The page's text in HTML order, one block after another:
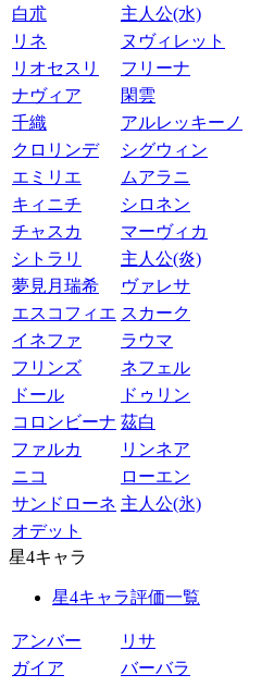
白朮
主人公(水)
リネ
ヌヴィレット
リオセスリ
フリーナ
ナヴィア
閑雲
千織
アルレッキーノ
クロリンデ
シグウィン
エミリエ
ムアラニ
キィニチ
シロネン
チャスカ
マーヴィカ
シトラリ
主人公(炎)
夢見月瑞希
ヴァレサ
エスコフィエ スカーク
イネファ
ラウマ
フリンズ
ネフェル
ドール
ドゥリン
コロンビーナ 茲白
ファルカ
リンネア
ニコ
ローエン
サンドローネ 主人公(氷)
オデット
星4キャラ
星4キャラ評価一覧
アンバー
リサ
ガイア
バーバラ